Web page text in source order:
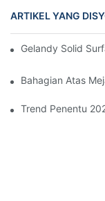
ARTIKEL YANG
Gelandy Solid
Bahagian Atas
Trend Penentu